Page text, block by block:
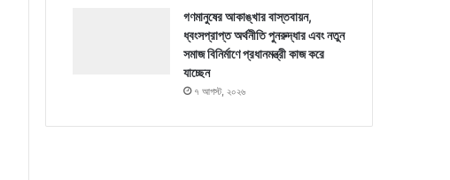
গণমানুষের আকাঙ্খার বাস্তবায়ন,
ধ্বংসপ্রাপ্ত অর্থনীতি পুনরুদ্ধার এবং নতুন
সমাজ বিনির্মাণে প্রধানমন্ত্রী কাজ করে
যাচ্ছেন
৭ আগস্ট, ২০২৬